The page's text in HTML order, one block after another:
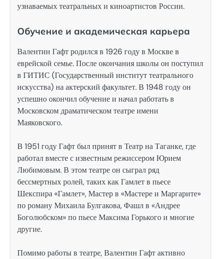
узнаваемых театральных и киноартистов России.
Обучение и академическая карьера
Валентин Гафт родился в 1926 году в Москве в
еврейской семье. После окончания школы он поступил
в ГИТИС (Государственный институт театрального
искусства) на актерский факультет. В 1948 году он
успешно окончил обучение и начал работать в
Московском драматическом театре имени
Маяковского.
В 1951 году Гафт был принят в Театр на Таганке, где
работал вместе с известным режиссером Юрием
Любимовым. В этом театре он сыграл ряд
бессмертных ролей, таких как Гамлет в пьесе
Шекспира «Гамлет», Мастер в «Мастере и Маргарите»
по роману Михаила Булгакова, Фашл в «Андрее
Боголюбском» по пьесе Максима Горького и многие
другие.
Помимо работы в театре, Валентин Гафт активно